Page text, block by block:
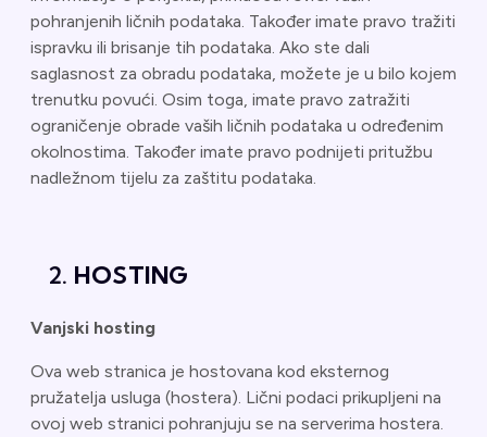
pohranjenih ličnih podataka. Također imate pravo tražiti
ispravku ili brisanje tih podataka. Ako ste dali
saglasnost za obradu podataka, možete je u bilo kojem
trenutku povući. Osim toga, imate pravo zatražiti
ograničenje obrade vaših ličnih podataka u određenim
okolnostima. Također imate pravo podnijeti pritužbu
nadležnom tijelu za zaštitu podataka.
HOSTING
Vanjski hosting
Ova web stranica je hostovana kod eksternog
pružatelja usluga (hostera). Lični podaci prikupljeni na
ovoj web stranici pohranjuju se na serverima hostera.